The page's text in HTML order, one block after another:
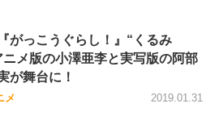
がっこうぐらし！』“くるみ
ニメ版の小澤亜李と実写版の阿部
が舞台に！
メ 2019.01.31